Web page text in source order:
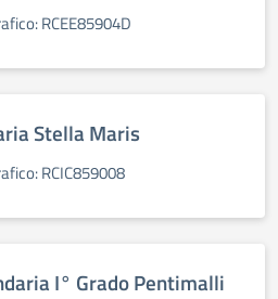
RCEE85904D
Stella Maris
RCIC859008
I° Grado Pentimalli